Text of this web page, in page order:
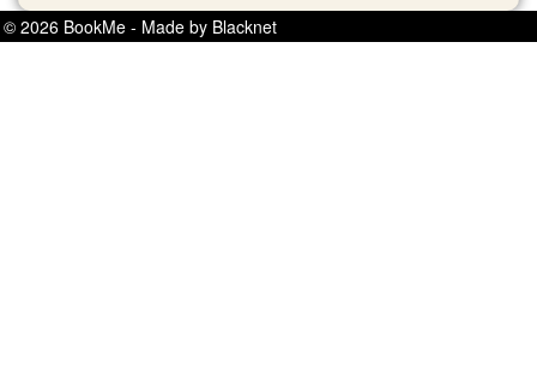
© 2026 BookMe - Made by Blacknet